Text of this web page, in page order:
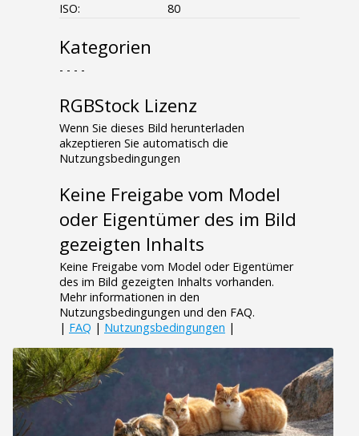
ISO:
80
Kategorien
- - - -
RGBStock Lizenz
Wenn Sie dieses Bild herunterladen
akzeptieren Sie automatisch die
Nutzungsbedingungen
Keine Freigabe vom Model
oder Eigentümer des im Bild
gezeigten Inhalts
Keine Freigabe vom Model oder Eigentümer
des im Bild gezeigten Inhalts vorhanden.
Mehr informationen in den
Nutzungsbedingungen und den FAQ.
| FAQ | Nutzungsbedingungen |